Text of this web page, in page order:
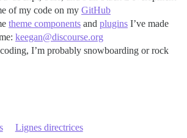
of my code on my GitHub
theme components and plugins I’ve made
keegan@discourse.org
I’m probably snowboarding or rock
Lignes directrices